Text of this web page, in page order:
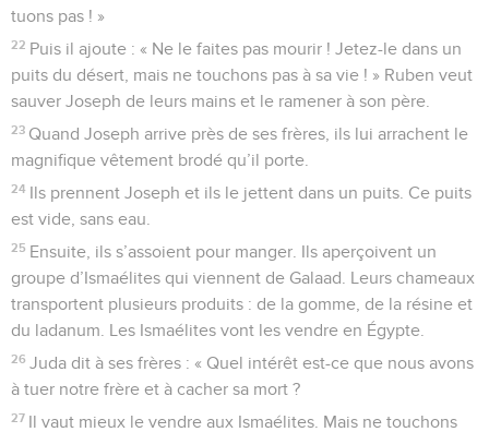
tuons pas ! »
22 Puis il ajoute : « Ne le faites pas mourir ! Jetez-le dans un
puits du désert, mais ne touchons pas à sa vie ! » Ruben veut
sauver Joseph de leurs mains et le ramener à son père.
23 Quand Joseph arrive près de ses frères, ils lui arrachent le
magnifique vêtement brodé qu’il porte.
24 Ils prennent Joseph et ils le jettent dans un puits. Ce puits
est vide, sans eau.
25 Ensuite, ils s’assoient pour manger. Ils aperçoivent un
groupe d’Ismaélites qui viennent de Galaad. Leurs chameaux
transportent plusieurs produits : de la gomme, de la résine et
du ladanum. Les Ismaélites vont les vendre en Égypte.
26 Juda dit à ses frères : « Quel intérêt est-ce que nous avons
à tuer notre frère et à cacher sa mort ?
27 Il vaut mieux le vendre aux Ismaélites. Mais ne touchons